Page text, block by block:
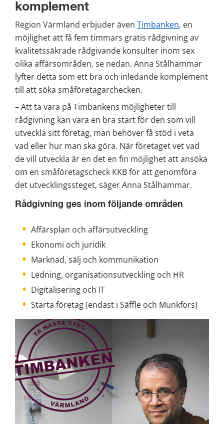
komplement
Region Värmland erbjuder även Timbanken, en
möjlighet att få fem timmars gratis rådgivning av
kvalitetssäkrade rådgivande konsulter inom sex
olika affärsområden, se nedan. Anna Stålhammar
lyfter detta som ett bra och inledande komplement
till att söka småföretagarchecken.
– Att ta vara på Timbankens möjligheter till
rådgivning kan vara en bra start för den som vill
utveckla sitt företag, man behöver få stöd i veta
vad eller hur man ska göra. När företaget vet vad
de vill utveckla är en det en fin möjlighet att ansöka
om en småföretagscheck KKB för att genomföra
det utvecklingssteget, säger Anna Stålhammar.
Rådgivning ges inom följande områden
Affärsplan och affärsutveckling
Ekonomi och juridik
Marknad, sälj och kommunikation
Ledning, organisationsutveckling och HR
Digitalisering och IT
Starta företag (endast i Säffle och Munkfors)